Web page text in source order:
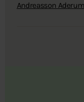
Andreasson Aderum